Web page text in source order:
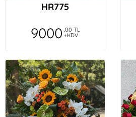
HR775
9000 ,00 TL
+KDV